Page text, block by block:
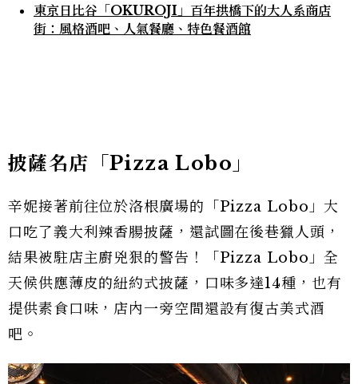
東京日比谷「OKUROJI」百年拱橋下的大人系商店
街：風格酒吧、人氣餐廳、特色餐酒館
披薩名店「Pizza Lobo」
辛妮接著前往位於洛根廣場的「Pizza Lobo」大
口吃了義大利辣香腸披薩，還試圖在後巷獵人頭，
結果被駐店主廚兇狠的警告！「Pizza Lobo」全
天候供應薄皮的紐約式披薩，口味多達14種，也有
提供素食口味，店內一旁空間還設有復古美式酒
吧。